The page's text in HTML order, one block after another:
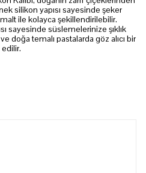
silikon yapısı sayesinde şeker
ile kolayca şekillendirilebilir.
sayesinde süslemelerinize şıklık
doğa temalı pastalarda göz alıcı bir